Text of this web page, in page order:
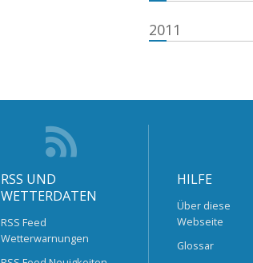
2011
RSS UND
WETTERDATEN
RSS Feed
Wetterwarnungen
HILFE
Über diese
Webseite
Glossar